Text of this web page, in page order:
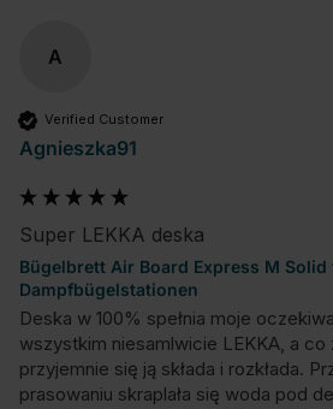
A
Verified Customer
Agnieszka91
Super LEKKA deska
Bügelbrett Air Board Express M Solid
Dampfbügelstationen
Deska w 100% spełnia moje
wszystkim niesamlwicie LEKKA, a co
przyjemnie się ją składa i rozkłada.
prasowaniu skraplała się woda pod